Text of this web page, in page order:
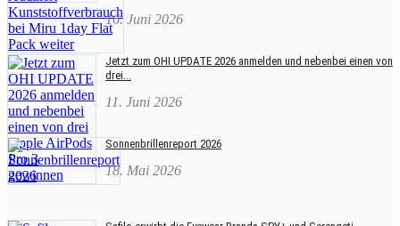
16. Juni 2026
Jetzt zum OHI UPDATE 2026 anmelden und nebenbei einen von
drei...
11. Juni 2026
Sonnenbrillenreport 2026
18. Mai 2026